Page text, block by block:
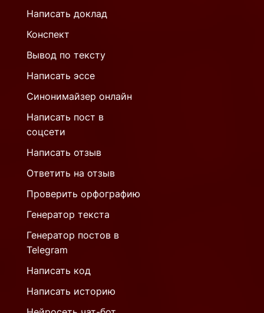
Написать доклад
Конспект
Вывод по тексту
Написать эссе
Синонимайзер онлайн
Написать пост в
соцсети
Написать отзыв
Ответить на отзыв
Проверить орфографию
Генератор текста
Генератор постов в
Telegram
Написать код
Написать историю